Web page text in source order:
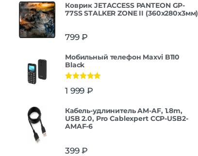
Коврик JETACCESS PANTEON GP-
77SS STALKER ZONE II (360x280x3мм)
799₽
Мобильный телефон Maxvi B110
Black
из 5
1 999 ₽
Кабель-удлинитель AM-AF, 1.8m,
USB 2.0, Pro Cablexpert CCP-USB2-
AMAF-6
399₽